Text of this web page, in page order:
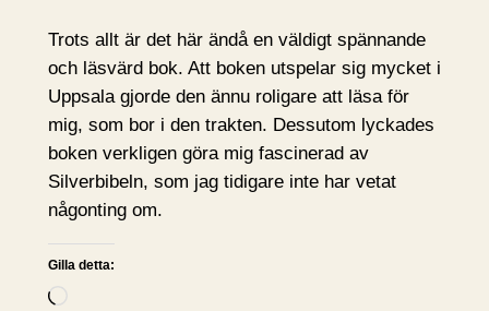
Trots allt är det här ändå en väldigt spännande
och läsvärd bok. Att boken utspelar sig mycket i
Uppsala gjorde den ännu roligare att läsa för
mig, som bor i den trakten. Dessutom lyckades
boken verkligen göra mig fascinerad av
Silverbibeln, som jag tidigare inte har vetat
någonting om.
Gilla detta:
L